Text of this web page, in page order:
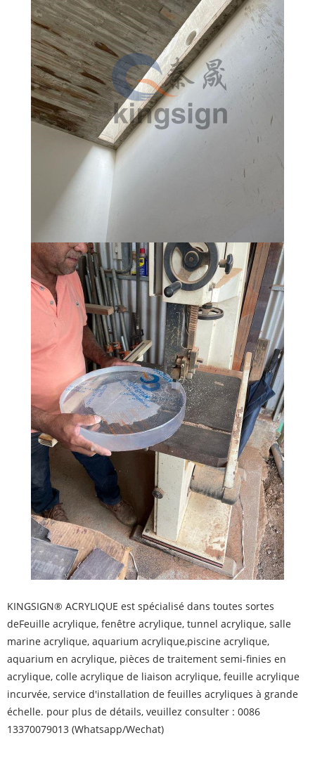
KINGSIGN® ACRYLIQUE est spécialisé dans toutes sortes
deFeuille acrylique, fenêtre acrylique, tunnel acrylique, salle
marine acrylique, aquarium acrylique,piscine acrylique,
aquarium en acrylique, pièces de traitement semi-finies en
acrylique, colle acrylique de liaison acrylique, feuille acrylique
incurvée, service d'installation de feuilles acryliques à grande
échelle. pour plus de détails, veuillez consulter : 0086
13370079013 (Whatsapp/Wechat)